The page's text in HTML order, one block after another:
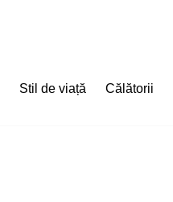
Stil de viață Călătorii